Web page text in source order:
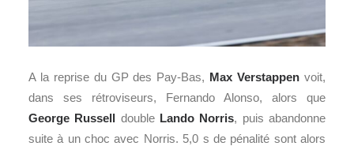
A la reprise du GP des Pay-Bas, Max Verstappen voit,
dans ses rétroviseurs, Fernando Alonso, alors que
George Russell double Lando Norris, puis abandonne
suite à un choc avec Norris. 5,0 s de pénalité sont alors